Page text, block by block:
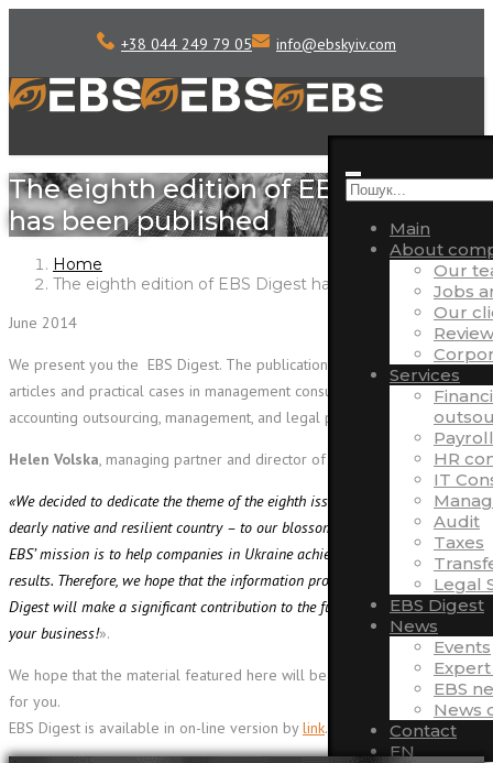
+38 044 249 79 05 info@ebskyiv.com
Main
About
Our
Jobs
Our
Services
HR
IT
Audit
Taxes
Legal
EBS Digest
News
Events
EBS
News
Contact
EN
The eighth edition of EBS Digest
has been published
Home
The eighth edition of EBS Digest has been published
June 2014
We present you the EBS Digest. The publication includes a selection of
articles and practical cases in management consulting, finance and
accounting outsourcing, management, and legal practice.
Helen Volska, managing partner and director of EBS:
«We decided to dedicate the theme of the eighth issue of EBS Digest to our
dearly native and resilient country – to our blossoming Ukraine.
EBS’ mission is to help companies in Ukraine achieve excellent business
results. Therefore, we hope that the information provided for you in this
Digest will make a significant contribution to the further development of
your business!».
We hope that the material featured here will be interesting and useful
for you.
EBS Digest is available in on-line version bylink.